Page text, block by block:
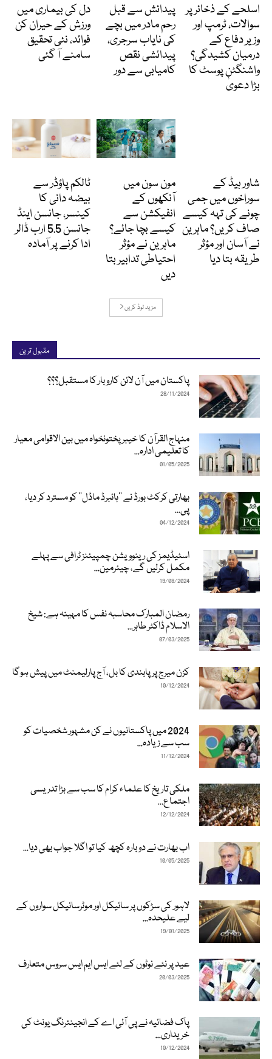
اسلحے کے ذخائر پر
سوالات، ٹرمپ اور
وزیر دفاع کے
درمیان کشیدگی؟
واشنگٹن پوسٹ کا
بڑا دعویٰ
پیدائش سے قبل
رحم مادر میں بچے
کی نایاب سرجری،
پیدائشی نقص
کامیابی سے دور
دل کی بیماری میں
ورزش کے حیران کن
فوائد، نئی تحقیق
سامنے آ گئی
شاور ہیڈ کے
سوراخوں میں جمی
چونے کی تہہ کیسے
صاف کریں؟ ماہرین
نے آسان اور مؤثر
طریقہ بتا دیا
مون سون میں
آنکھوں کے
انفیکشن سے
کیسے بچا جائے؟
ماہرین نے مؤثر
احتیاطی تدابیر بتا
دیں
ٹالکم پاؤڈر سے
بیضہ دانی کا
کینسر، جانسن اینڈ
جانسن 5.5 ارب ڈالر
ادا کرنے پر آمادہ
مزید لوڈ کریں
مقبول ترین
پاکستان میں آن لائن کاروبار کا مستقبل؟؟؟
28/11/2024
منہاج القرآن کا خیبرپختونخواہ میں بین الاقوامی معیار
کا تعلیمی ادارہ...
01/05/2025
بھارتی کرکٹ بورڈ نے ’’ہائبرڈ ماڈل‘‘ کو مسترد کر دیا،
پی...
04/12/2024
اسٹیڈیمز کی رینوویشن چمپیئنز ٹرافی سے پہلے
مکمل کرلیں گے، چیئرمین...
19/08/2024
رمضان المبارک محاسبہ نفس کا مہینہ ہے: شیخ
الاسلام ڈاکٹر طاہر...
07/03/2025
کزن میرج پر پابندی کا بل، آج پارلیمنٹ میں پیش ہوگا
10/12/2024
2024 میں پاکستانیوں نے کن مشہور شخصیات کو
سب سے زیادہ...
11/12/2024
ملکی تاریخ کا علماء کرام کا سب سے بڑا تدریسی
اجتماع...
12/12/2024
اب بھارت نے دوبارہ کچھ کیا تو اگلا جواب بھی دیا...
10/05/2025
لاہور کی سڑکوں پر سائیکل اور موٹرسائیکل سواروں کے
لیے علیحدہ...
19/01/2025
عید پر نئے نوٹوں کے لئے ایس ایم ایس سروس متعارف
20/03/2025
پاک فضائیہ نے پی آئی اے کے انجینئرنگ یونٹ کی
خریداری...
10/12/2024